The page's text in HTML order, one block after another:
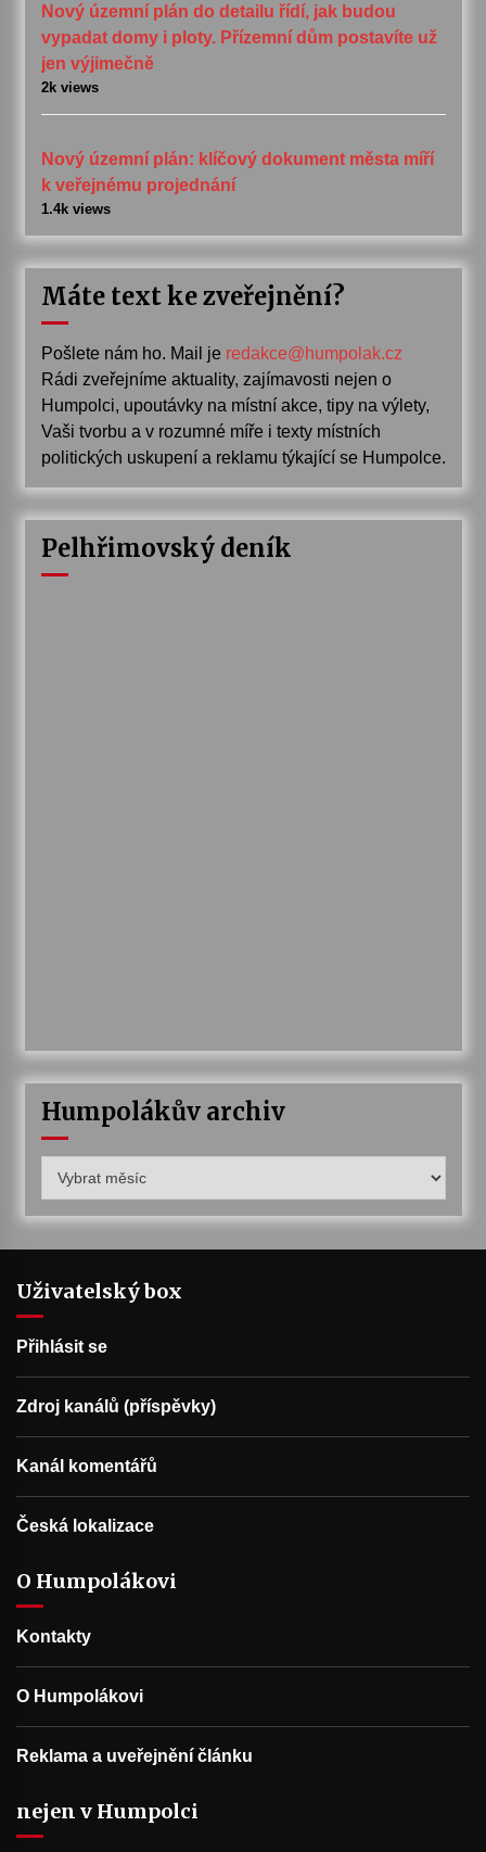
Nový územní plán do detailu řídí, jak budou
vypadat domy i ploty. Přízemní dům postavíte už
jen výjimečně
2k views
Nový územní plán: klíčový dokument města míří
k veřejnému projednání
1.4k views
Máte text ke zveřejnění?
Pošlete nám ho. Mail je redakce@humpolak.cz
Rádi zveřejníme aktuality, zajímavosti nejen o
Humpolci, upoutávky na místní akce, tipy na výlety,
Vaši tvorbu a v rozumné míře i texty místních
politických uskupení a reklamu týkající se Humpolce.
Pelhřimovský deník
Humpolákův archiv
Uživatelský box
Přihlásit se
Zdroj kanálů (příspěvky)
Kanál komentářů
Česká lokalizace
O Humpolákovi
Kontakty
O Humpolákovi
Reklama a uveřejnění článku
nejen v Humpolci